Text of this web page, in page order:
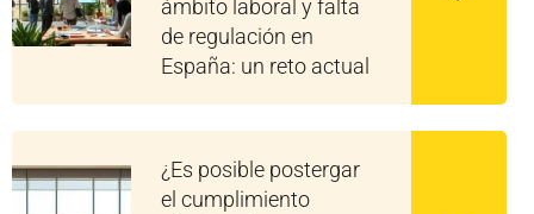
ámbito laboral y falta
de regulación en
España: un reto actual
¿Es posible postergar
el cumplimiento